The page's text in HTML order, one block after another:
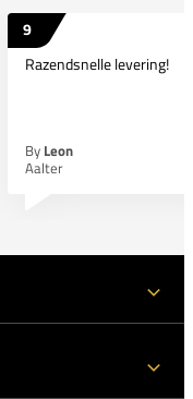
9
Razendsnelle levering!
By Leon
Aalter